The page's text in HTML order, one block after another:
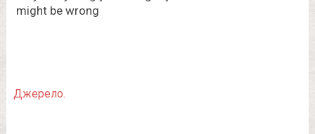
Джерело.